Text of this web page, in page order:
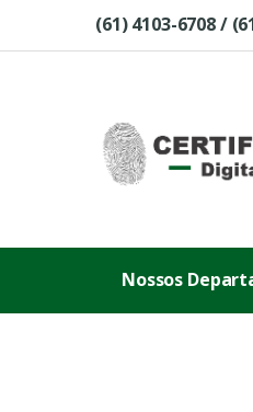
Skip to navigation
Skip to content(61) 4103-6708 /
Nossos